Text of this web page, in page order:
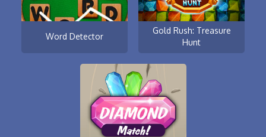
Word Detector
Gold Rush: Treasure
Hunt